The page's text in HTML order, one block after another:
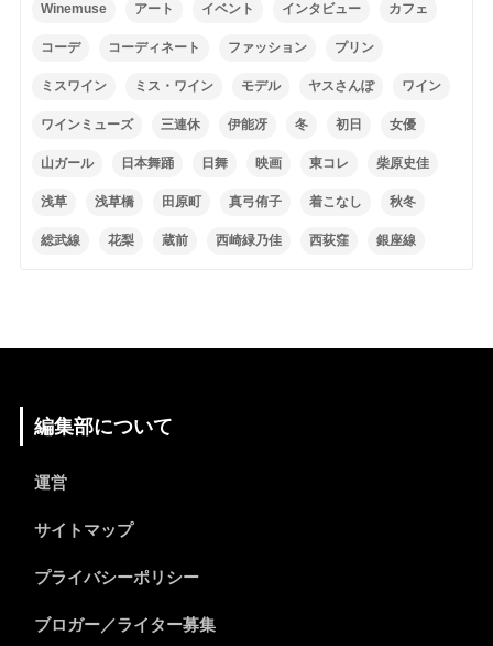
Winemuse アート イベント インタビュー カフェ
コーデ コーディネート ファッション プリン
ミスワイン ミス・ワイン モデル ヤスさんぽ ワイン
ワインミューズ 三連休 伊能冴 冬 初日 女優
山ガール 日本舞踊 日舞 映画 東コレ 柴原史佳
浅草 浅草橋 田原町 真弓侑子 着こなし 秋冬
総武線 花梨 蔵前 西崎緑乃佳 西荻窪 銀座線
編集部について
運営
サイトマップ
プライバシーポリシー
ブロガー／ライター募集